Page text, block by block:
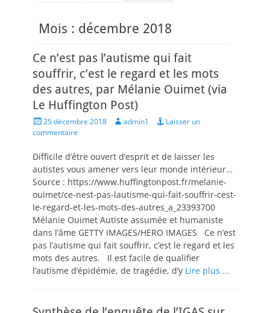
Mois : décembre 2018
Ce n’est pas l’autisme qui fait
souffrir, c’est le regard et les mots
des autres, par Mélanie Ouimet (via
Le Huffington Post)
Posted
on
25 décembre 2018 Author
admin1
Laisser un
commentaire
Difficile d’être ouvert d’esprit et de laisser les
autistes vous amener vers leur monde intérieur…
Source : https://www.huffingtonpost.fr/melanie-
ouimet/ce-nest-pas-lautisme-qui-fait-souffrir-cest-
le-regard-et-les-mots-des-autres_a_23393700
Mélanie Ouimet Autiste assumée et humaniste
dans l’âme GETTY IMAGES/HERO IMAGES Ce n’est
pas l’autisme qui fait souffrir, c’est le regard et les
mots des autres. Il est facile de qualifier
l’autisme d’épidémie, de tragédie, d’y Lire plus …